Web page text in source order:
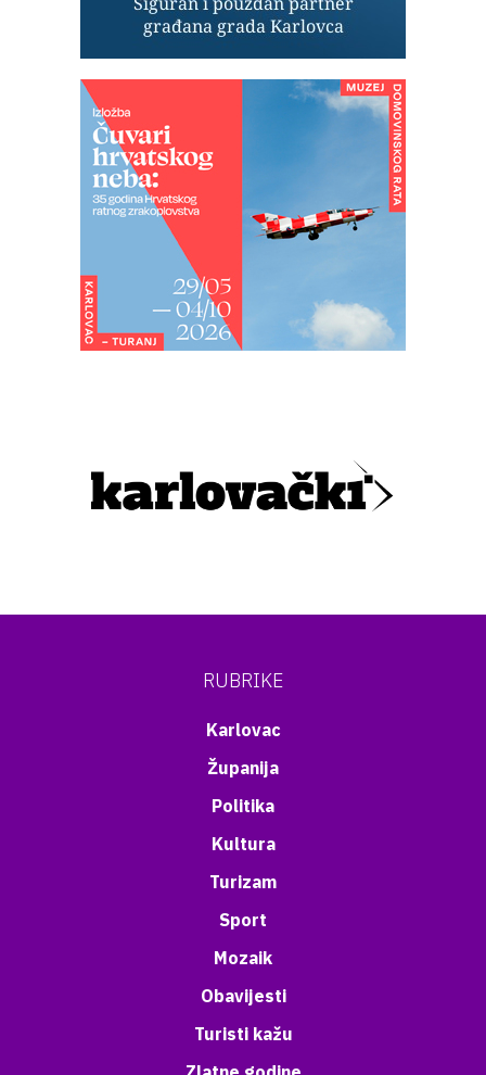
RUBRIKE
Karlovac
Županija
Politika
Kultura
Turizam
Sport
Mozaik
Obavijesti
Turisti kažu